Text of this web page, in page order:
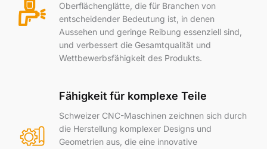
Oberflächenglätte, die für Branchen von
entscheidender Bedeutung ist, in denen
Aussehen und geringe Reibung essenziell sind,
und verbessert die Gesamtqualität und
Wettbewerbsfähigkeit des Produkts.
Fähigkeit für komplexe Teile
Schweizer CNC-Maschinen zeichnen sich durch
die Herstellung komplexer Designs und
Geometrien aus, die eine innovative